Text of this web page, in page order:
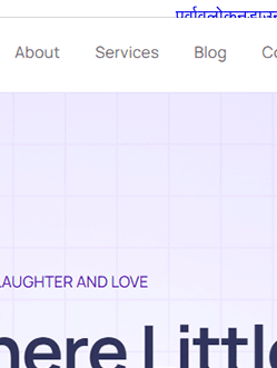
पूर्वावलोकन
आवृत्ती